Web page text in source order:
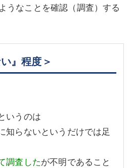
うなことを確認（調査）する
』程度＞
いうのは
知らないというだけでは足
調査したが不明であること